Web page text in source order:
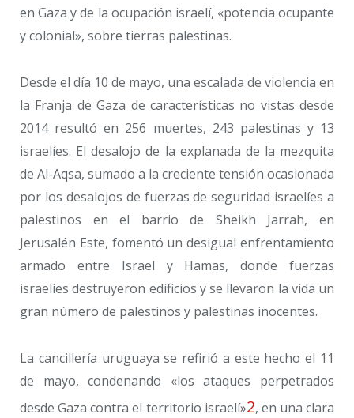
en Gaza y de la ocupación israelí, «potencia ocupante
y colonial», sobre tierras palestinas.
Desde el día 10 de mayo, una escalada de violencia en
la Franja de Gaza de características no vistas desde
2014 resultó en 256 muertes, 243 palestinas y 13
israelíes. El desalojo de la explanada de la mezquita
de Al-Aqsa, sumado a la creciente tensión ocasionada
por los desalojos de fuerzas de seguridad israelíes a
palestinos en el barrio de Sheikh Jarrah, en
Jerusalén Este, fomentó un desigual enfrentamiento
armado entre Israel y Hamas, donde fuerzas
israelíes destruyeron edificios y se llevaron la vida un
gran número de palestinos y palestinas inocentes.
La cancillería uruguaya se refirió a este hecho el 11
de mayo, condenando «los ataques perpetrados
desde Gaza contra el territorio israelí»2, en una clara